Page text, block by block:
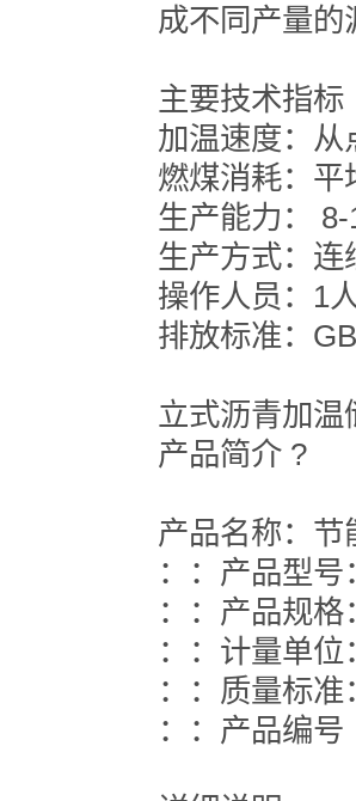
成不同产量的
主要技术指标
加温速度：从
燃煤消耗：平
生产能力：
生产方式：连
操作人员：1
排放标准：
立式沥青加温
产品简介 ?
产品名称：
：：产品型
：：产品规
：：计量单
：：质量标
：：产品编